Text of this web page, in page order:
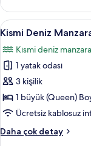
hakkında
daha
fazla
Kismi
Deniz
Manzarali
Bungalow
için
tüm
fotoğrafları
3
Kismi Deniz
Kısmi deniz
1 yatak odası
3 kişilik
1 büyük (Queen)
Ücretsiz kablosuz
Daha çok detay
Kismi